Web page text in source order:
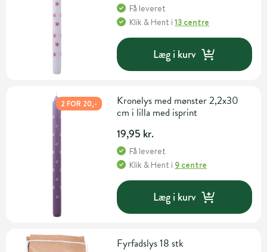
Få leveret
Klik & Hent i13 centre
Læg i kurv
2 FOR 20,-
Kronelys med mønster 2,2x30
cm i lilla med isprint
19,95 kr.
Få leveret
Klik & Hent i 9 centre
Læg i kurv
Fyrfadslys 18 stk